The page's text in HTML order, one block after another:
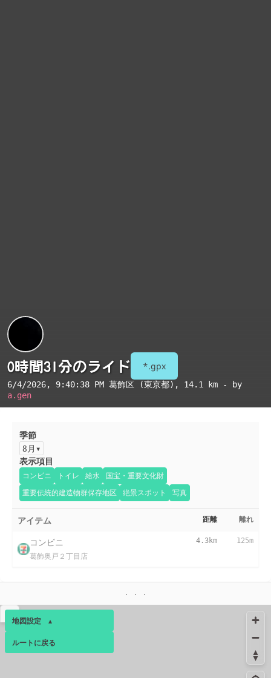
0時間31分のライド *.gpx
6/4/2026, 9:40:38 PM 葛飾区 (東京都) , 14.1 km - by
a.gen
季節
8月
表示項目
コンビニ トイレ 給水
国宝・重要文化財
重要伝統的建造物群保存地区
絶景スポット 写真
アイテム 距離 離れ
コンビニ
葛飾奥戸２丁目店
4.3km 125m
地図設定 ▴
ベース ▴
ルートに戻る